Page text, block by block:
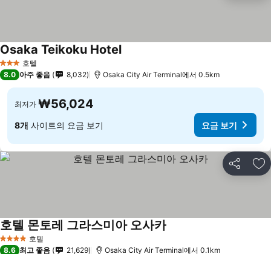
3 성급 호텔
Osaka Teikoku Hotel
8.0 아주 좋음 8,032 Osaka City Air Terminal에서 0.5km
최저가 ₩56,024
8개 사이트의 요금 보기 요금 보기
공유 즐
4 성급 호텔
호텔 몬토레 그라스미아 오사카
8.6 최고 좋음 21,629 Osaka City Air Terminal에서 0.1km